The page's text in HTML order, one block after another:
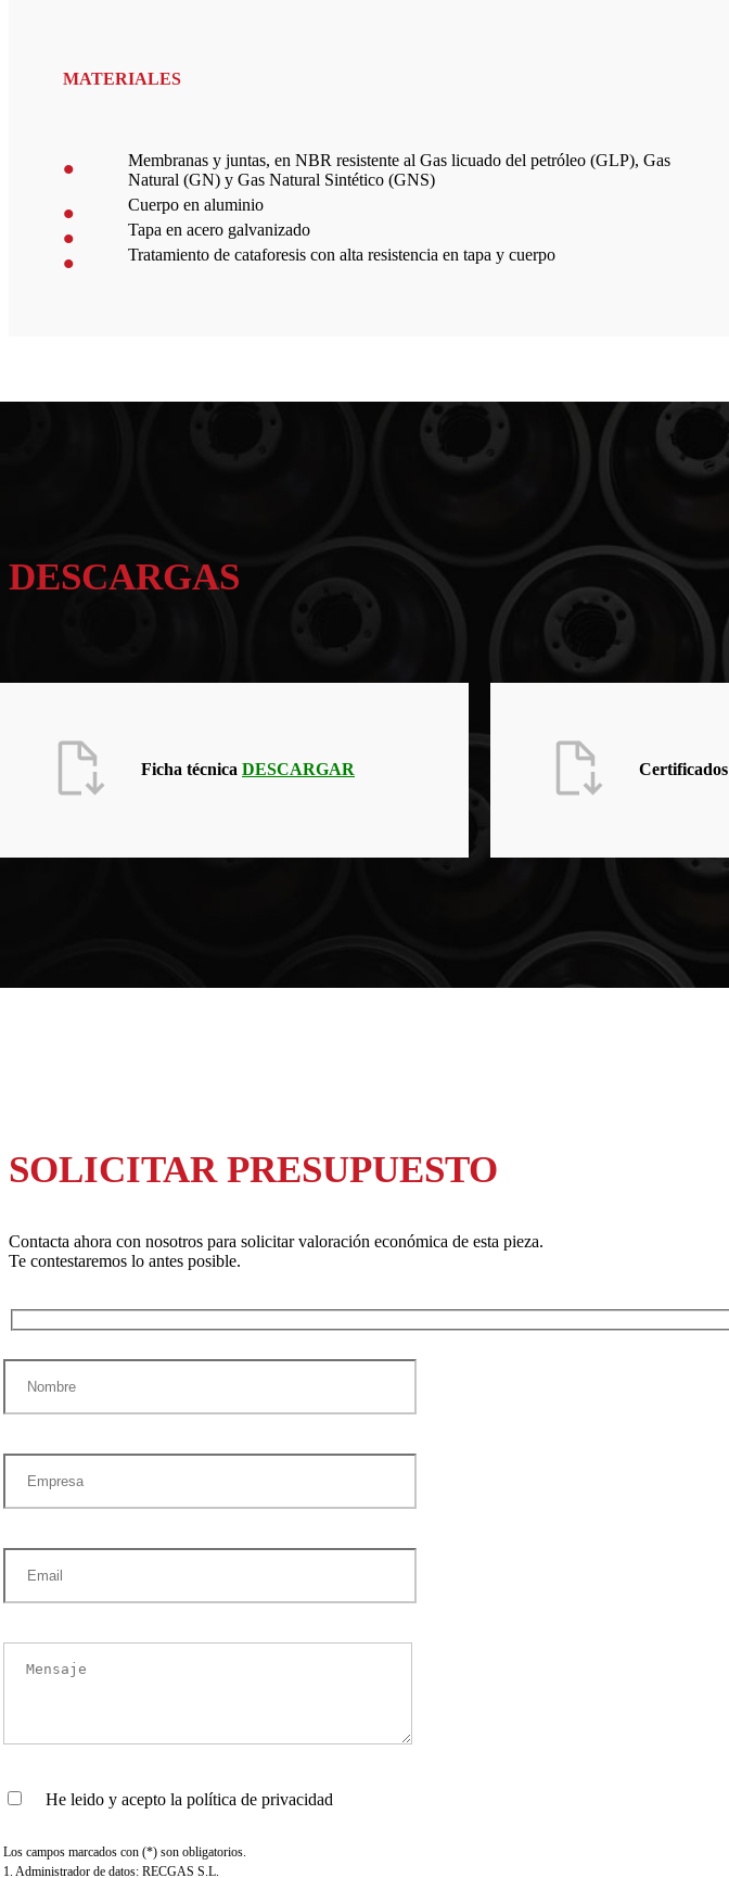
MATERIALES
Membranas y juntas, en NBR resistente al Gas licuado del petróleo (GLP), Gas
Natural (GN) y Gas Natural Sintético (GNS)
Cuerpo en aluminio
Tapa en acero galvanizado
Tratamiento de cataforesis con alta resistencia en tapa y cuerpo
DESCARGAS
Ficha técnica DESCARGAR Certificados
SOLICITAR PRESUPUESTO
Contacta ahora con nosotros para solicitar valoración económica de esta pieza.
Te contestaremos lo antes posible.
He leido y acepto la política de privacidad
Los campos marcados con (*) son obligatorios.
1. Administrador de datos: RECGAS S.L.